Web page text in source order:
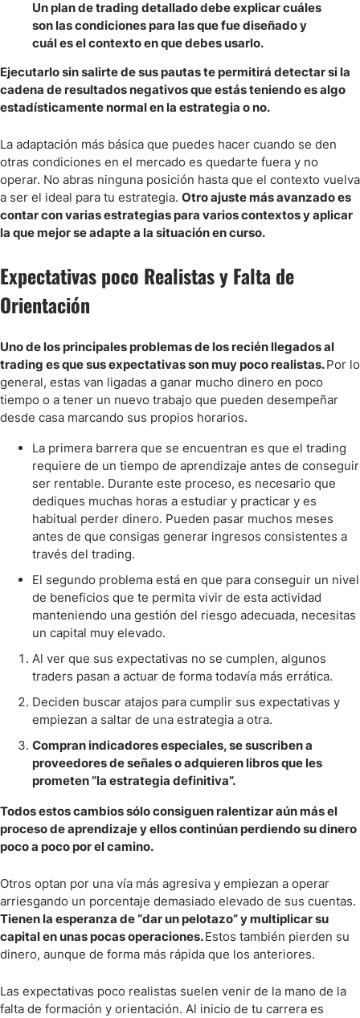
Un plan de trading detallado debe explicar cuáles
son las condiciones para las que fue diseñado y
cuál es el contexto en que debes usarlo.
Ejecutarlo sin salirte de sus pautas te permitirá detectar si la
cadena de resultados negativos que estás teniendo es algo
estadísticamente normal en la estrategia o no.
La adaptación más básica que puedes hacer cuando se den
otras condiciones en el mercado es quedarte fuera y no
operar. No abras ninguna posición hasta que el contexto vuelva
a ser el ideal para tu estrategia. Otro ajuste más avanzado es
contar con varias estrategias para varios contextos y aplicar
la que mejor se adapte a la situación en curso.
Expectativas poco Realistas y Falta de
Orientación
Uno de los principales problemas de los recién llegados al
trading es que sus expectativas son muy poco realistas.Por lo
general, estas van ligadas a ganar mucho dinero en poco
tiempo o a tener un nuevo trabajo que pueden desempeñar
desde casa marcando sus propios horarios.
La primera barrera que se encuentran es que el trading
requiere de un tiempo de aprendizaje antes de conseguir
ser rentable. Durante este proceso, es necesario que
dediques muchas horas a estudiar y practicar y es
habitual perder dinero. Pueden pasar muchos meses
antes de que consigas generar ingresos consistentes a
través del trading.
El segundo problema está en que para conseguir un nivel
de beneficios que te permita vivir de esta actividad
manteniendo una gestión del riesgo adecuada, necesitas
un capital muy elevado.
Al ver que sus expectativas no se cumplen, algunos
traders pasan a actuar de forma todavía más errática.
Deciden buscar atajos para cumplir sus expectativas y
empiezan a saltar de una estrategia a otra.
Compran indicadores especiales, se suscriben a
proveedores de señales o adquieren libros que les
prometen “la estrategia definitiva”.
Todos estos cambios sólo consiguen ralentizar aún más el
proceso de aprendizaje y ellos continúan perdiendo su dinero
poco a poco por el camino.
Otros optan por una vía más agresiva y empiezan a operar
arriesgando un porcentaje demasiado elevado de sus cuentas.
Tienen la esperanza de “dar un pelotazo” y multiplicar su
capital en unas pocas operaciones.Estos también pierden su
dinero, aunque de forma más rápida que los anteriores.
Las expectativas poco realistas suelen venir de la mano de la
falta de formación y orientación. Al inicio de tu carrera es